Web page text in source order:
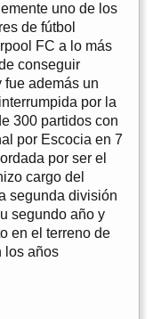
uno de los
de fútbol
FC a lo más
conseguir
fue además un
por la
300 partidos con
por Escocia en 7
por ser el
cargo del
segunda división
segundo año y
en el terreno de
los años